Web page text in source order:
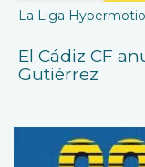
La Liga
El Cádiz CF
Gutiérrez